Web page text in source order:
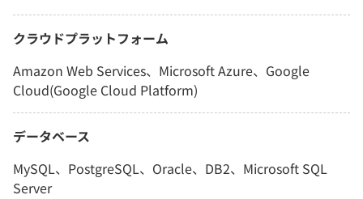
クラウドプラットフォーム
Amazon Web Services、Microsoft Azure、Google
Cloud(Google Cloud Platform)
データベース
MySQL、PostgreSQL、Oracle、DB2、Microsoft SQL
Server